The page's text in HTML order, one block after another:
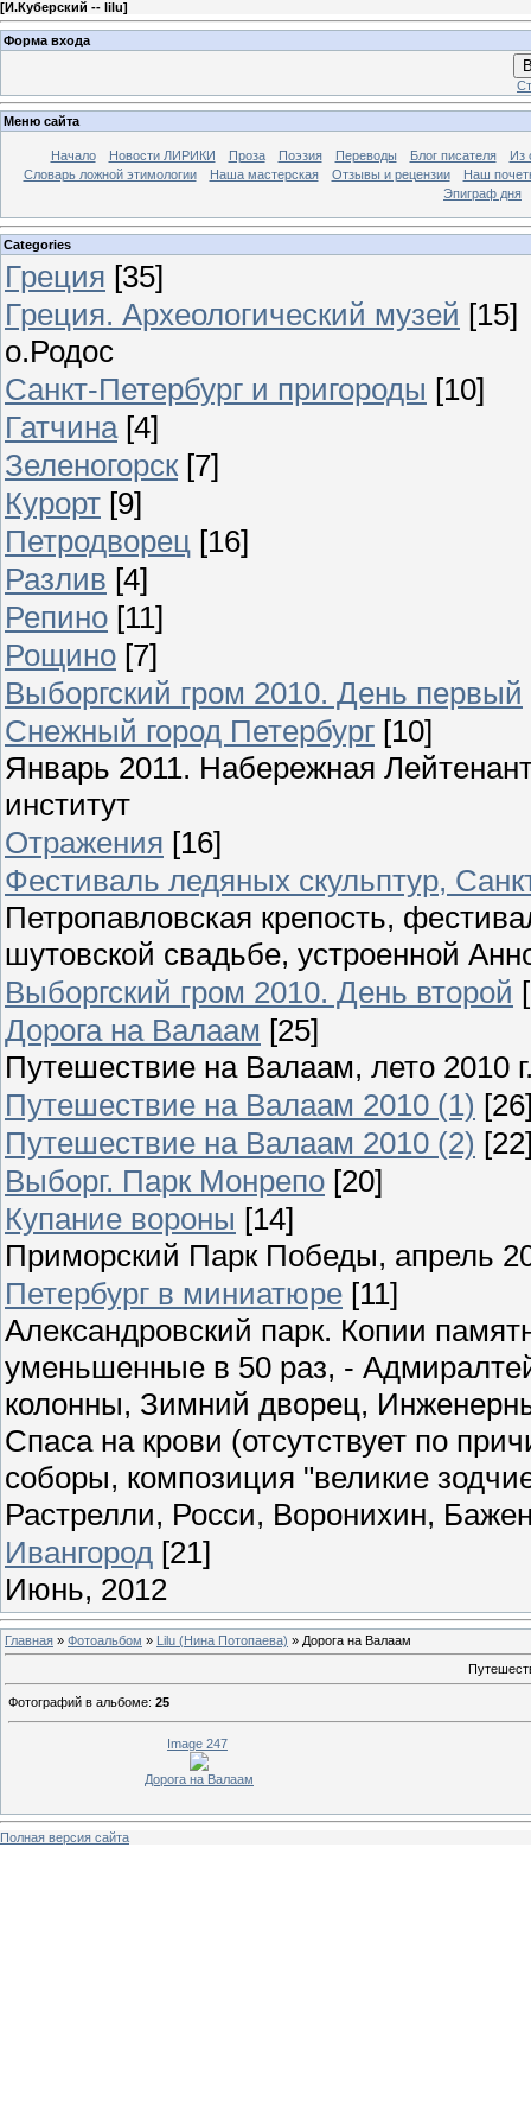
[И.Куберский -- lilu]
Форма входа
Меню сайта
Начало Новости ЛИРИКИ Проза Поэзия Переводы Блог писателя
Из
Словарь ложной этимологии
Наша мастерская Отзывы и рецензии
Наш
Эпиграф дня
Categories
Греция [35]
Греция. Археологический музей [15]
о.Родос
Санкт-Петербург и пригороды [10]
Гатчина [4]
Зеленогорск [7]
Курорт [9]
Петродворец [16]
Разлив [4]
Репино [11]
Рощино [7]
Выборгский гром 2010. День первый
Снежный город Петербург [10]
Январь 2011. Набережная
институт
Отражения [16]
Фестиваль ледяных скульптур,
Петропавловская крепость,
шутовской свадьбе, устроенной
Выборгский гром 2010. День второй
Дорога на Валаам [25]
Путешествие на Валаам, лето 2010
Путешествие на Валаам 2010 (1)
Путешествие на Валаам 2010 (2)
Выборг. Парк Монрепо [20]
Купание вороны [14]
Приморский Парк Победы, апрель
Петербург в миниатюре [11]
Александровский парк. Копии
уменьшенные в 50 раз, -
колонны, Зимний дворец,
Спаса на крови (отсутствует по
соборы, композиция "великие
Растрелли, Росси, Воронихин,
Ивангород [21]
Июнь, 2012
Главная » Фотоальбом » Lilu (Нина Потопаева) » Дорога на Валаам
Фотографий в альбоме: 25
Image 247
Дорога на Валаам
Полная версия сайта